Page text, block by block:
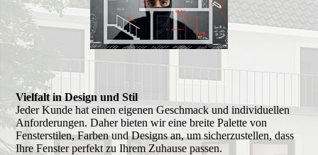
Vielfalt in Design und Stil
Jeder Kunde hat einen eigenen Geschmack und individuellen
Anforderungen. Daher bieten wir eine breite Palette von
Fensterstilen, Farben und Designs an, um sicherzustellen, dass
Ihre Fenster perfekt zu Ihrem Zuhause passen.